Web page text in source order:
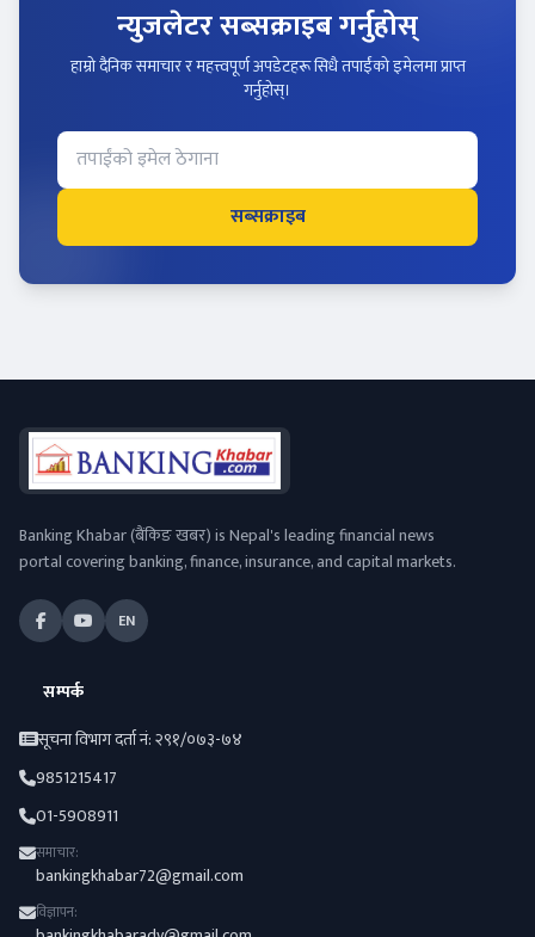
न्युजलेटर सब्सक्राइब गर्नुहोस्
हाम्रो दैनिक समाचार र महत्त्वपूर्ण अपडेटहरू सिधै तपाईंको इमेलमा प्राप्त
गर्नुहोस्।
सब्सक्राइब
Banking Khabar (बैंकिङ खबर) is Nepal's leading financial news
portal covering banking, finance, insurance, and capital markets.
EN
सम्पर्क
सूचना विभाग दर्ता नं: २९१/०७३-७४
9851215417
01-5908911
समाचार:
bankingkhabar72@gmail.com
विज्ञापन: